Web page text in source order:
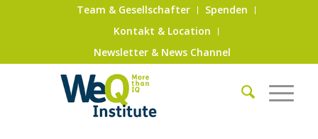
Team & Gesellschafter
Spenden
Kontakt & Location
Newsletter & News Channel